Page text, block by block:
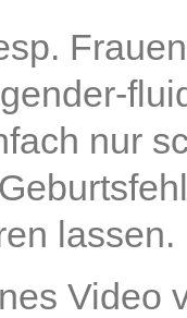
nur
lassen.
Video